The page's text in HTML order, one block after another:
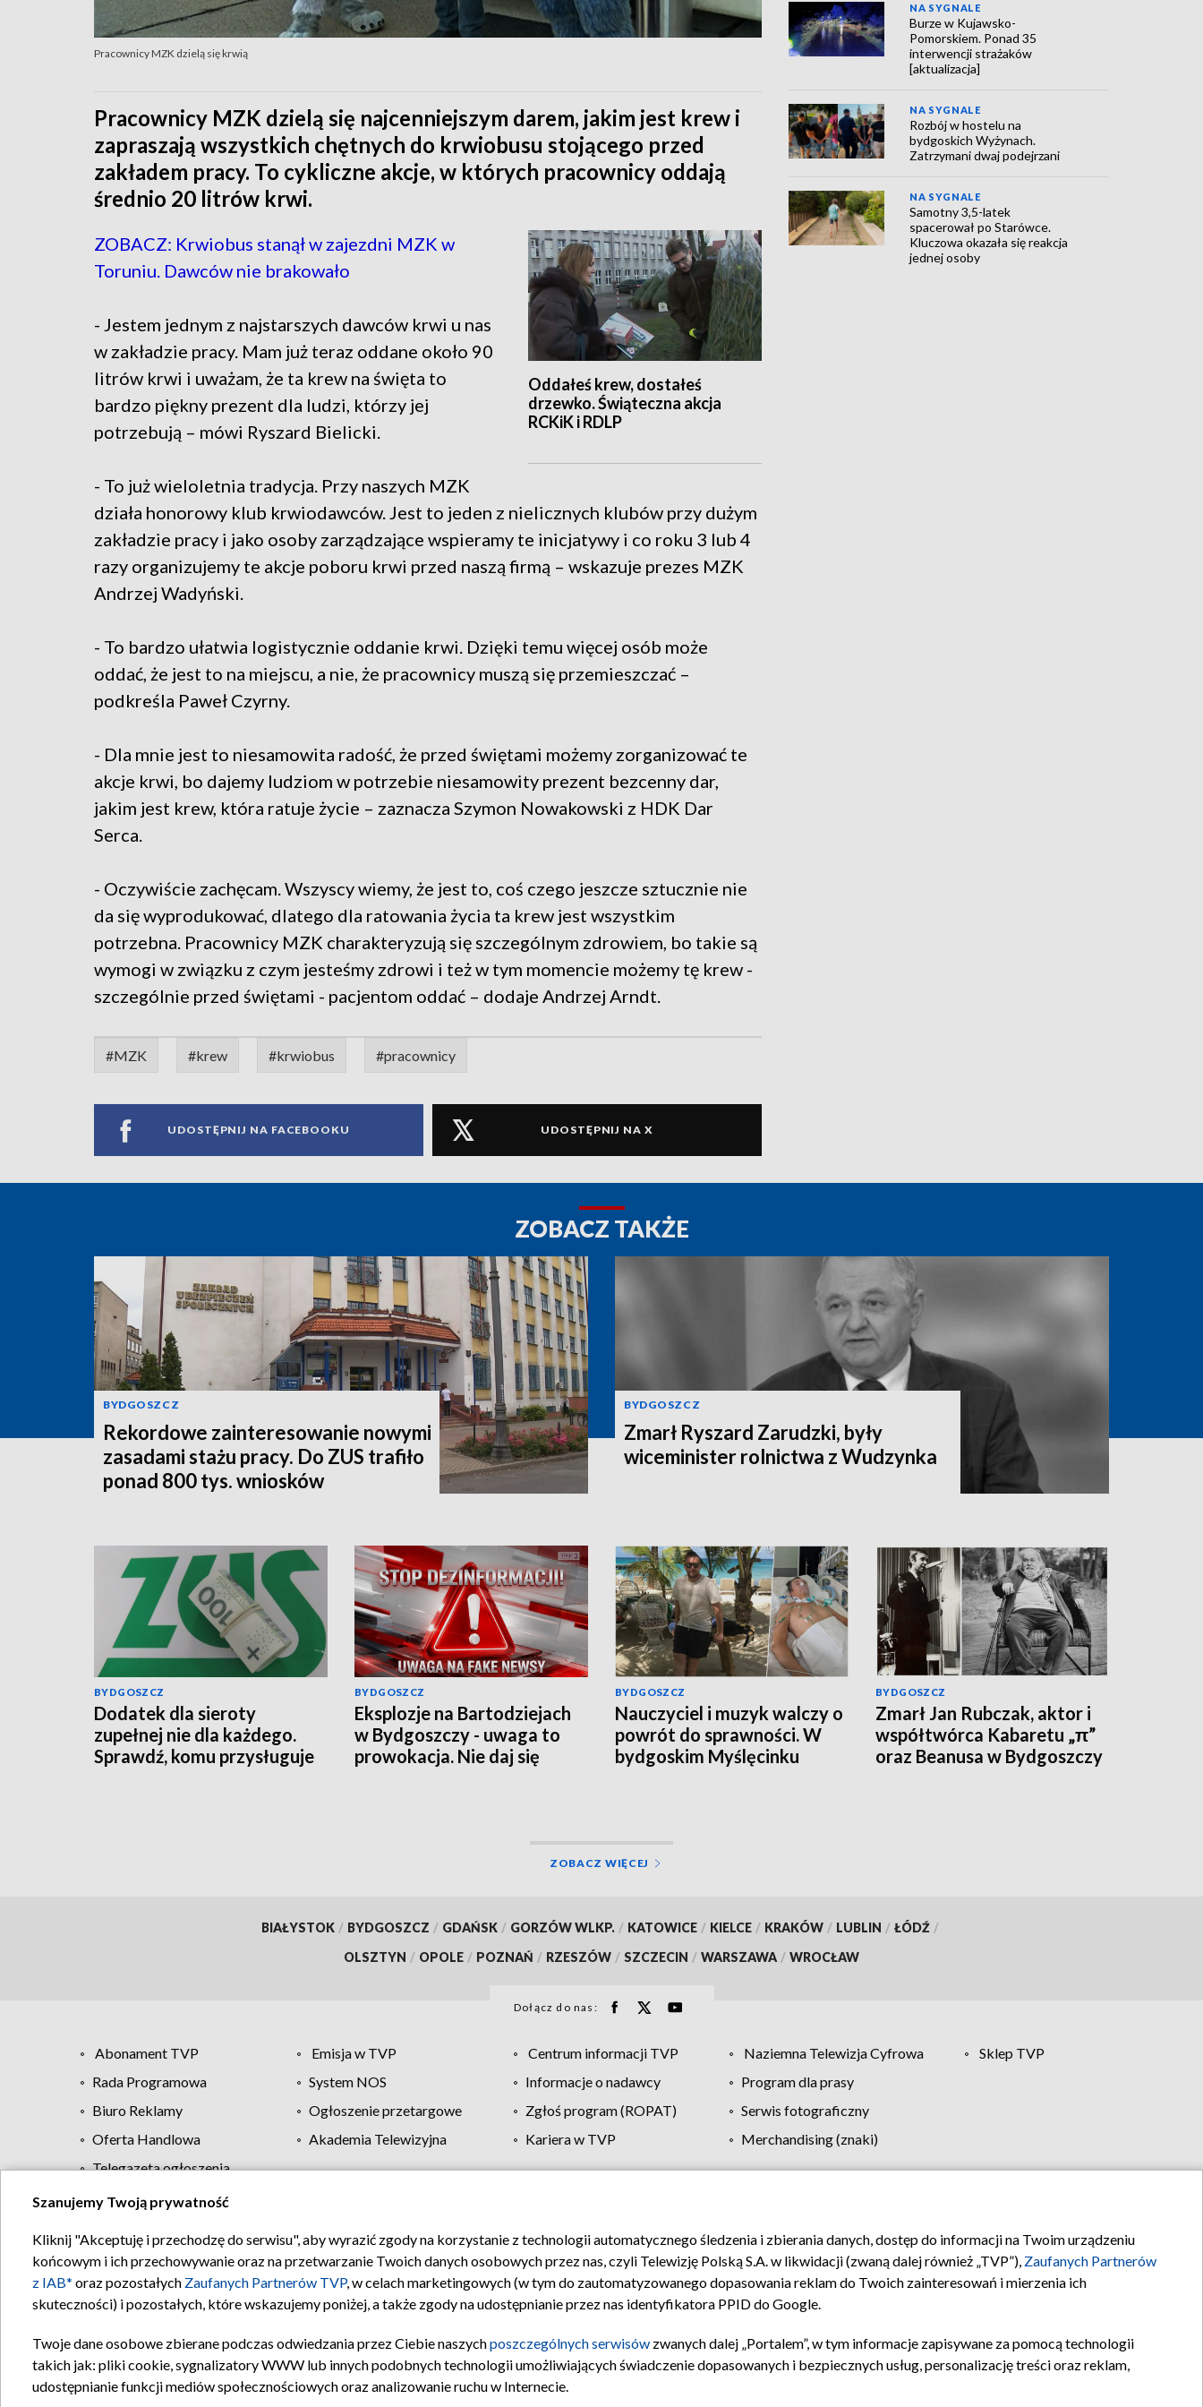
Pracownicy MZK dzielą się krwią
Pracownicy MZK dzielą się najcenniejszym darem, jakim jest krew i
zapraszają wszystkich chętnych do krwiobusu stojącego przed
zakładem pracy. To cykliczne akcje, w których pracownicy oddają
średnio 20 litrów krwi.
Oddałeś krew, dostałeś
drzewko. Świąteczna akcja
RCKiK i RDLP
ZOBACZ: Krwiobus stanął w zajezdni MZK w
Toruniu. Dawców nie brakowało
- Jestem jednym z najstarszych dawców krwi u nas
w zakładzie pracy. Mam już teraz oddane około 90
litrów krwi i uważam, że ta krew na święta to
bardzo piękny prezent dla ludzi, którzy jej
potrzebują – mówi Ryszard Bielicki.
- To już wieloletnia tradycja. Przy naszych MZK
działa honorowy klub krwiodawców. Jest to jeden z nielicznych klubów przy dużym
zakładzie pracy i jako osoby zarządzające wspieramy te inicjatywy i co roku 3 lub 4
razy organizujemy te akcje poboru krwi przed naszą firmą – wskazuje prezes MZK
Andrzej Wadyński.
- To bardzo ułatwia logistycznie oddanie krwi. Dzięki temu więcej osób może
oddać, że jest to na miejscu, a nie, że pracownicy muszą się przemieszczać –
podkreśla Paweł Czyrny.
- Dla mnie jest to niesamowita radość, że przed świętami możemy zorganizować te
akcje krwi, bo dajemy ludziom w potrzebie niesamowity prezent bezcenny dar,
jakim jest krew, która ratuje życie – zaznacza Szymon Nowakowski z HDK Dar
Serca.
- Oczywiście zachęcam. Wszyscy wiemy, że jest to, coś czego jeszcze sztucznie nie
da się wyprodukować, dlatego dla ratowania życia ta krew jest wszystkim
potrzebna. Pracownicy MZK charakteryzują się szczególnym zdrowiem, bo takie są
wymogi w związku z czym jesteśmy zdrowi i też w tym momencie możemy tę krew -
szczególnie przed świętami - pacjentom oddać – dodaje Andrzej Arndt.
#MZK #krew #krwiobus #pracownicy
UDOSTĘPNIJ NA FACEBOOKU UDOSTĘPNIJ NA X
NA SYGNALE
Burze w Kujawsko-
Pomorskiem. Ponad 35
interwencji strażaków
[aktualizacja]
NA SYGNALE
Rozbój w hostelu na
bydgoskich Wyżynach.
Zatrzymani dwaj podejrzani
NA SYGNALE
Samotny 3,5-latek
spacerował po Starówce.
Kluczowa okazała się reakcja
jednej osoby
ZOBACZ TAKŻE
BYDGOSZCZ
Rekordowe zainteresowanie nowymi
zasadami stażu pracy. Do ZUS trafiło
ponad 800 tys. wniosków
BYDGOSZCZ
Zmarł Ryszard Zarudzki, były
wiceminister rolnictwa z Wudzynka
BYDGOSZCZ
Dodatek dla sieroty
zupełnej nie dla każdego.
Sprawdź, komu przysługuje
BYDGOSZCZ
Eksplozje na Bartodziejach
w Bydgoszczy - uwaga to
prowokacja. Nie daj się
BYDGOSZCZ
Nauczyciel i muzyk walczy o
powrót do sprawności. W
bydgoskim Myślęcinku
BYDGOSZCZ
Zmarł Jan Rubczak, aktor i
współtwórca Kabaretu „π”
oraz Beanusa w Bydgoszczy
ZOBACZ WIĘCEJ
BIAŁYSTOK / BYDGOSZCZ / GDAŃSK / GORZÓW WLKP. / KATOWICE / KIELCE / KRAKÓW / LUBLIN / ŁÓDŹ /
OLSZTYN / OPOLE / POZNAŃ / RZESZÓW / SZCZECIN / WARSZAWA / WROCŁAW
Dołącz do nas:
Abonament TVP Emisja w TVP Centrum informacji TVP Naziemna Telewizja Cyfrowa
Sklep TVP
Rada Programowa
System NOS Informacje o nadawcy
Program dla prasy
Biuro Reklamy
Ogłoszenie przetargowe Zgłoś program (ROPAT)
Serwis fotograficzny
Oferta Handlowa
Akademia Telewizyjna Kariera w TVP
Merchandising (znaki)
Telegazeta ogłoszenia
Regulamin TVP Polityka prywatności Moje zgody Pomoc Biuro reklamy Kontakt
Szanujemy Twoją prywatność
Kliknij "Akceptuję i przechodzę do serwisu", aby wyrazić zgody na korzystanie z technologii automatycznego śledzenia i zbierania danych, dostęp do informacji na Twoim urządzeniu
końcowym i ich przechowywanie oraz na przetwarzanie Twoich danych osobowych przez nas, czyli Telewizję Polską S.A. w likwidacji (zwaną dalej również „TVP”), Zaufanych Partnerów
z IAB* oraz pozostałych Zaufanych Partnerów TVP, w celach marketingowych (w tym do zautomatyzowanego dopasowania reklam do Twoich zainteresowań i mierzenia ich
skuteczności) i pozostałych, które wskazujemy poniżej, a także zgody na udostępnianie przez nas identyfikatora PPID do Google.
Twoje dane osobowe zbierane podczas odwiedzania przez Ciebie naszychposzczególnych serwisów zwanych dalej „Portalem”, w tym informacje zapisywane za pomocą technologii
takich jak: pliki cookie, sygnalizatory WWW lub innych podobnych technologii umożliwiających świadczenie dopasowanych i bezpiecznych usług, personalizację treści oraz reklam,
udostępnianie funkcji mediów społecznościowych oraz analizowanie ruchu w Internecie.